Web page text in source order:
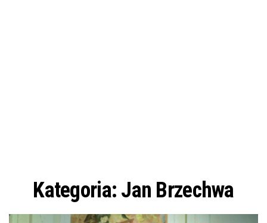
Kategoria: Jan Brzechwa